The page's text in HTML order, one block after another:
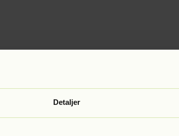
Detaljer